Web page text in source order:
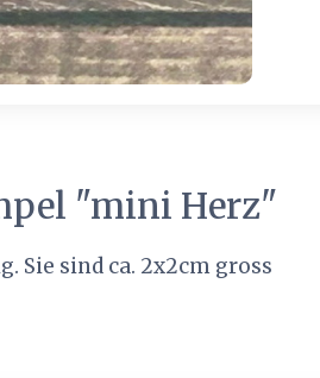
"mini Herz"
Sie sind ca. 2x2cm gross